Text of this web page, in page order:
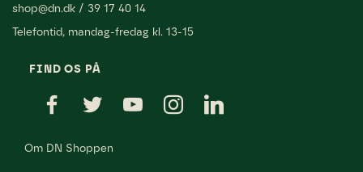
shop@dn.dk / 39 17 40 14
Telefontid, mandag-fredag kl. 13-15
FIND OS PÅ
Om DN Shoppen